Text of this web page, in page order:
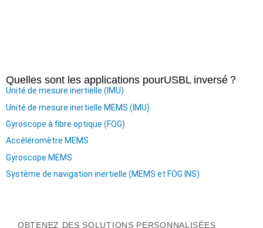
Quelles sont les applications pourUSBL inversé ？
Unité de mesure inertielle (IMU)
Unité de mesure inertielle MEMS (IMU)
Gyroscope à fibre optique (FOG)
Accéléromètre MEMS
Gyroscope MEMS
Système de navigation inertielle (MEMS et FOG INS)
OBTENEZ DES SOLUTIONS PERSONNALISÉES